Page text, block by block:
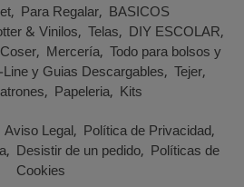
Para Regalar BASICOS
& Vinilos Telas DIY ESCOLAR
Mercería Todo para bolsos y
y Guias Descargables Tejer
Papeleria Kits
Aviso Legal Política de Privacidad
Desistir de un pedido Políticas de
Cookies